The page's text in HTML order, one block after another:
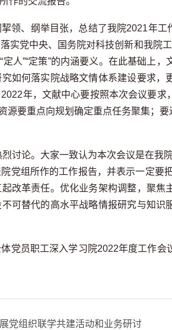
领、纲举目张，总结了我院2021年工
党中央、国务院对科技创新和我院
定人”“定策”的内涵要义。在此基础
如何落实院战略文情体系建设要求
年，文献中心要按照本次会议要
源要重点向规划确定重点任务聚集；
讨论。大家一致认为本次会议是在我
党组所作的工作报告，并表示一定要
改革责任。优化业务架构调整，聚
可替代的高水平战略情报研究与知
党员职工深入学习院2022年度工作会
党组织联学共建活动和业务研讨